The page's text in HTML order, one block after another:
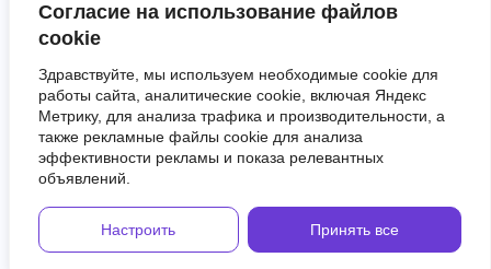
Согласие на использование файлов
cookie
Здравствуйте, мы используем необходимые cookie для
работы сайта, аналитические cookie, включая Яндекс
Метрику, для анализа трафика и производительности, а
также рекламные файлы cookie для анализа
эффективности рекламы и показа релевантных
объявлений.
Настроить Принять все
События
О нас
Пользовательское соглашение
Политика обработки персональных данных
Сервис не оказывает образовательные услуги.
Информация, размещённая на сайте, не является публичной
офертой.
В материалах могут встречаться рекламные ссылки.
по ссылкам в статье."
Copyright © 2026 Все права защищены.